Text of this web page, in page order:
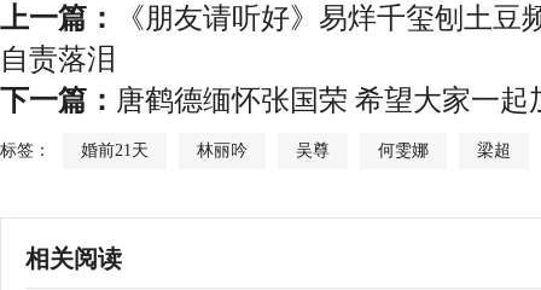
上一篇：
《朋友请听好》易烊千玺刨土
自责落泪
下一篇： 唐鹤德缅怀张国荣 希望大家一
标签： 婚前21天 林丽吟 吴尊 何雯娜 梁超
相关阅读